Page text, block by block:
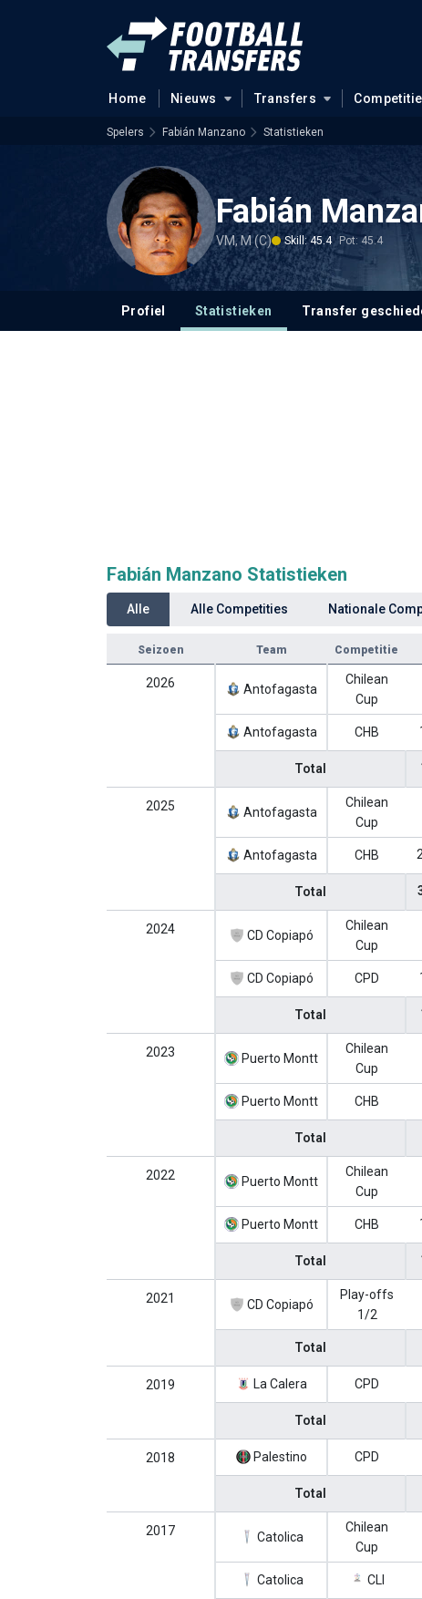
Home Nieuws Transfers
Spelers Fabián Manzano Statistieken
Fabián
VM, M (C) Skill: 45.4 Pot: 45.4
Profiel Statistieken Transfer
Fabián Manzano Statistieken
Alle Alle Competities Nationale
Seizoen Team Competitie
2026 Antofagasta
Chilean
Cup
Antofagasta CHB
Total
2025 Antofagasta
Chilean
Cup
Antofagasta CHB
Total
2024 CD Copiapó
Chilean
Cup
CD Copiapó CPD
Total
2023 Puerto Montt
Chilean
Cup
Puerto Montt CHB
Total
2022 Puerto Montt
Chilean
Cup
Puerto Montt CHB
Total
2021 CD Copiapó
Play-offs
1/2
Total
2019 La Calera CPD
Total
2018 Palestino CPD
Total
2017 Catolica
Chilean
Cup
Catolica CLI